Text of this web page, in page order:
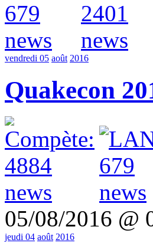
vendredi 05 août 2016
Quakecon
05/08/2016
jeudi 04 août 2016